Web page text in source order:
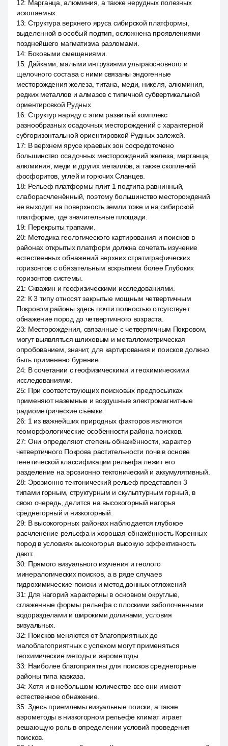
12: Марганца, алюминия, а также нерудных полезных
ископаемых.
13: Структура верхнего яруса сибирской платформы,
выделенной в особый подтип, осложнена проявлениями
позднейшего магматизма разломами.
14: Боковыми смещениями.
15: Дайками, малыми интрузиями ультраосновного и
щелочного состава с ними связаны эндогенные
месторождения железа, титана, меди, никеля, алюминия,
редких металлов и алмазов с типичной субвертикальной
ориентировкой Рудных
16: Структур наряду с этим развитый комплекс
разнообразных осадочных месторождений с характерной
субгоризонтальной ориентировкой Рудных залежей.
17: В верхнем ярусе краевых зон сосредоточено
большинство осадочных месторождений железа, марганца,
алюминия, меди и других металлов, а также скоплений
фосфоритов, углей и горючих Сланцев.
18: Рельеф платформы плит 1 подтипа равнинный,
слаборасчленённый, поэтому большинство месторождений
не выходит на поверхность земли тоже и на сибирской
платформе, где значительные площади.
19: Перекрыты трапами.
20: Методика геологического картирования и поисков в
районах открытых платформ должна сочетать изучение
естественных обнажений верхних стратиграфических
горизонтов с обязательным вскрытием более Глубоких
горизонтов системы.
21: Скважин и геофизическими исследованиями.
22: К 3 типу относят закрытые мощным четвертичным
Покровом районы здесь почти полностью отсутствует
обнажение пород до четвертичного возраста.
23: Месторождения, связанные с четвертичным Покровом,
могут выявляться шлиховым и металлометрическая
опробованием, значит, для картирования и поисков должно
быть применено бурение.
24: В сочетании с геофизическими и геохимическими
исследованиями.
25: При соответствующих поисковых предпосылках
применяют наземные и воздушные электромагнитные
радиометрические съёмки.
26: 1 из важнейших природных факторов являются
геоморфологические особенности района поисков.
27: Они определяют степень обнажённости, характер
четвертичного Покрова растительности почв в основе
генетической классификации рельефа лежит его
разделение на эрозионно тектонический и аккумулятивный.
28: Эрозионно тектонический рельеф представлен 3
типами горным, структурным и скульптурным горный, в
свою очередь, делится на высокогорный нагорья
среднегорный и низкогорный.
29: В высокогорных районах наблюдается глубокое
расчленение рельефа и хорошая обнажённость Коренных
пород в условиях высокогорья высокую эффективность
дают.
30: Прямого визуального изучения и геолого
минералогических поисков, а в ряде случаев
гидрохимические поиски и метод донных отложений
31: Для нагорий характерны в основном округлые,
сглаженные формы рельефа с плоскими заболоченными
водоразделами и широкими долинами, условия
визуальных.
32: Поисков меняются от благоприятных до
малоблагоприятных с успехом могут применяться
геохимические методы и аэрометоды.
33: Наиболее благоприятны для поисков среднегорные
районы типа кавказа.
34: Хотя и в небольшом количестве все они имеют
естественное обнажение.
35: Здесь приемлемы визуальные поиски, а также
аэрометоды в низкогорном рельефе климат играет
решающую роль в определении условий проведения
поисков.